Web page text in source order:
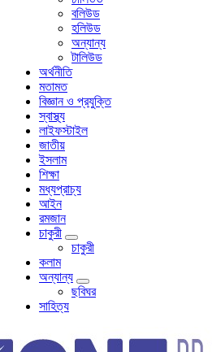
বলিউড
হলিউড
অন্যান্য
টালিউড
অর্থনীতি
মতামত
বিজ্ঞান ও প্রযুক্তি
স্বাস্থ্য
লাইফস্টাইল
জাতীয়
ইসলাম
শিক্ষা
মধ্যপ্রাচ্য
আইন
রমজান
চাকুরী
চাকুরী
কলাম
অন্যান্য
ছবিঘর
সাহিত্য